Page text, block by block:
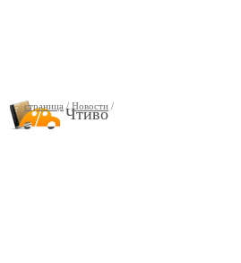
страница / Новости /
Чтиво